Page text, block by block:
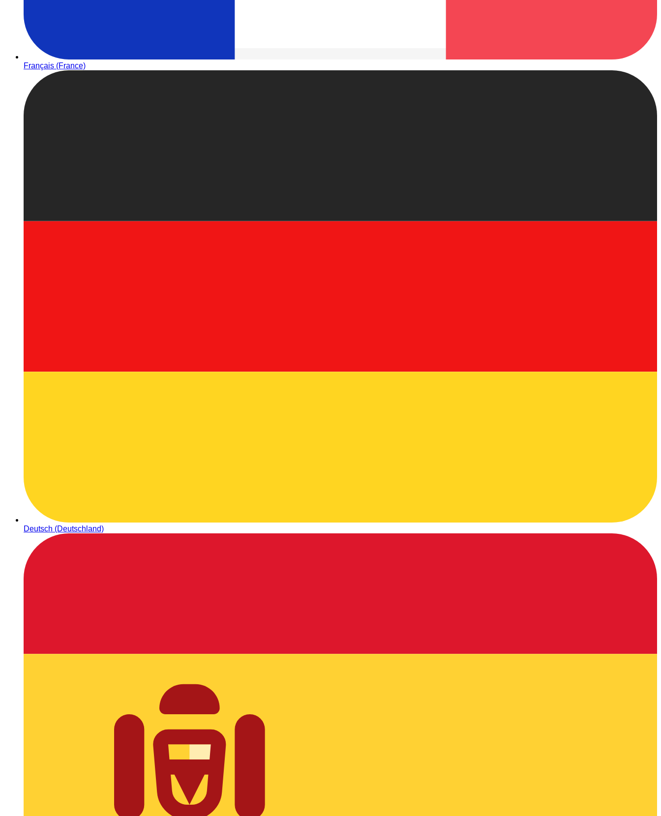
Français (France)
Deutsch (Deutschland)